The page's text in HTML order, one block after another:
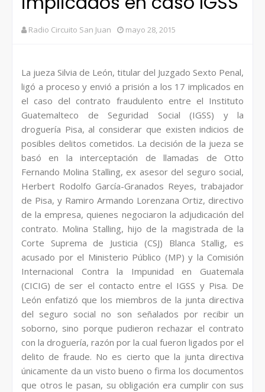
Radio Circuito San Juan mayo 28, 2015
La jueza Silvia de León, titular del Juzgado Sexto Penal,
ligó a proceso y envió a prisión a los 17 implicados en
el caso del contrato fraudulento entre el Instituto
Guatemalteco de Seguridad Social (IGSS) y la
droguería Pisa, al considerar que existen indicios de
posibles delitos cometidos. La decisión de la jueza se
basó en la interceptación de llamadas de Otto
Fernando Molina Stalling, ex asesor del seguro social,
Herbert Rodolfo García-Granados Reyes, trabajador
de Pisa, y Ramiro Armando Lorenzana Ortiz, directivo
de la empresa, quienes negociaron la adjudicación del
contrato. Molina Stalling, hijo de la magistrada de la
Corte Suprema de Justicia (CSJ) Blanca Stallig, es
acusado por el Ministerio Público (MP) y la Comisión
Internacional Contra la Impunidad en Guatemala
(CICIG) de ser el contacto entre el IGSS y Pisa. De
León enfatizó que los miembros de la junta directiva
del seguro social no son señalados por recibir un
soborno, sino porque pudieron rechazar el contrato
con la droguería, razón por la cual fueron ligados por el
delito de fraude. No es cierto que la junta directiva
únicamente da un visto bueno o firma los documentos
que otros le pasan, su obligación era cumplir con sus